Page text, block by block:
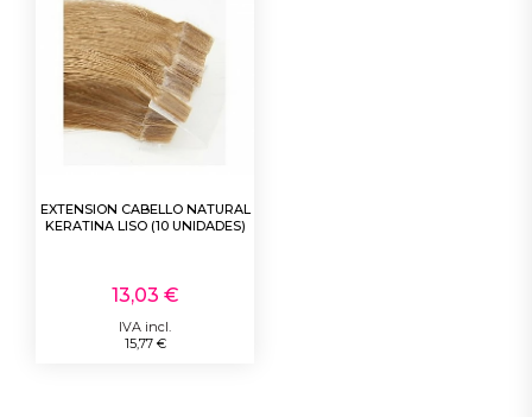
EXTENSION CABELLO NATURAL
KERATINA LISO (10 UNIDADES)
13,03 €
IVA incl.
15,77 €